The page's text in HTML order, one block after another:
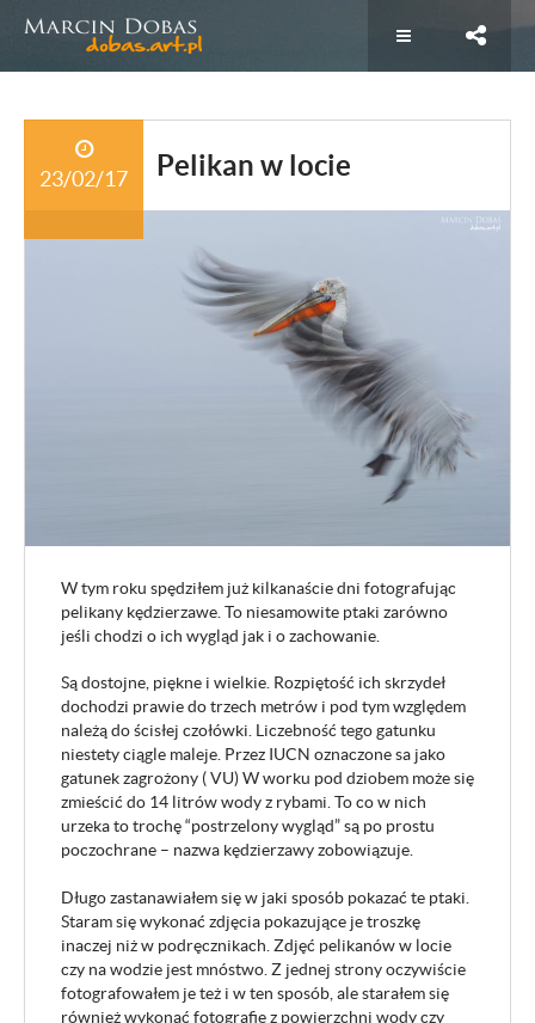
Pelikan w locie
23/02/17
W tym roku spędziłem już kilkanaście dni fotografując
pelikany kędzierzawe. To niesamowite ptaki zarówno
jeśli chodzi o ich wygląd jak i o zachowanie.
Są dostojne, piękne i wielkie. Rozpiętość ich skrzydeł
dochodzi prawie do trzech metrów i pod tym względem
należą do ścisłej czołówki. Liczebność tego gatunku
niestety ciągle maleje. Przez IUCN oznaczone sa jako
gatunek zagrożony ( VU) W worku pod dziobem może się
zmieścić do 14 litrów wody z rybami. To co w nich
urzeka to trochę “postrzelony wygląd” są po prostu
poczochrane – nazwa kędzierzawy zobowiązuje.
Długo zastanawiałem się w jaki sposób pokazać te ptaki.
Staram się wykonać zdjęcia pokazujące je troszkę
inaczej niż w podręcznikach. Zdjęć pelikanów w locie
czy na wodzie jest mnóstwo. Z jednej strony oczywiście
fotografowałem je też i w ten sposób, ale starałem się
również wykonać fotografie z powierzchni wody czy